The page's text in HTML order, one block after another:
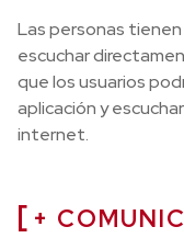
Las personas
escuchar
que los usuarios
aplicación y
internet.
+